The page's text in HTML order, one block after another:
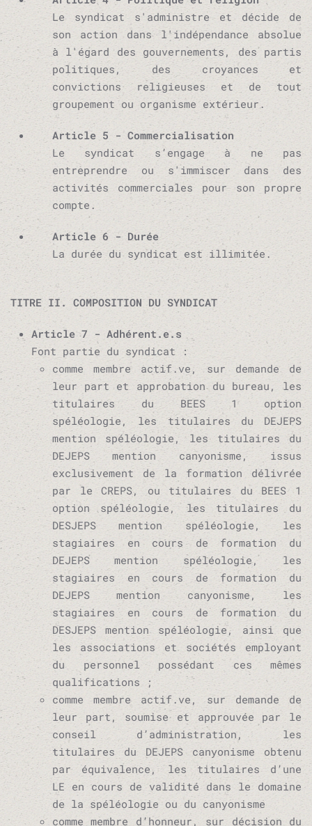
Le syndicat s'administre et décide de
son action dans l'indépendance absolue
à l'égard des gouvernements, des partis
politiques, des croyances et
convictions religieuses et de tout
groupement ou organisme extérieur.
Article 5 - Commercialisation
Le syndicat s’engage à ne pas
entreprendre ou s'immiscer dans des
activités commerciales pour son propre
compte.
Article 6 - Durée
La durée du syndicat est illimitée.
TITRE II. COMPOSITION DU SYNDICAT
Article 7 - Adhérent.e.s
Font partie du syndicat :
comme membre actif.ve, sur demande de
leur part et approbation du bureau, les
titulaires du BEES 1 option
spéléologie, les titulaires du DEJEPS
mention spéléologie, les titulaires du
DEJEPS mention canyonisme, issus
exclusivement de la formation délivrée
par le CREPS, ou titulaires du BEES 1
option spéléologie, les titulaires du
DESJEPS mention spéléologie, les
stagiaires en cours de formation du
DEJEPS mention spéléologie, les
stagiaires en cours de formation du
DEJEPS mention canyonisme, les
stagiaires en cours de formation du
DESJEPS mention spéléologie, ainsi que
les associations et sociétés employant
du personnel possédant ces mêmes
qualifications ;
comme membre actif.ve, sur demande de
leur part, soumise et approuvée par le
conseil d’administration , les
titulaires du DEJEPS canyonisme obtenu
par équivalence, les titulaires d’une
LE en cours de validité dans le domaine
de la spéléologie ou du canyonisme
comme membre d’honneur, sur décision du